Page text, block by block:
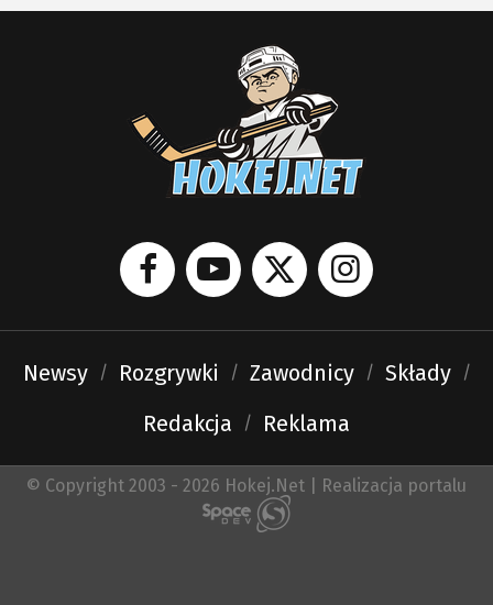
Newsy Rozgrywki Zawodnicy
Składy
Redakcja
Reklama
© Copyright 2003 - 2026 Hokej.Net | Realizacja portalu